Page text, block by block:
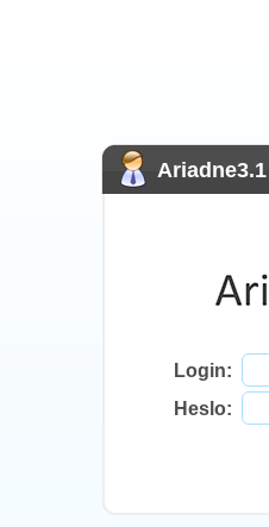
Ariadne3.1
Login:
Heslo: